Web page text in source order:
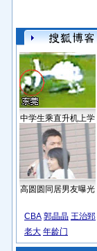
中学生乘直升机上学
高圆圆同居男友曝光
CBA 郭晶晶 王治郅
老大 年龄门